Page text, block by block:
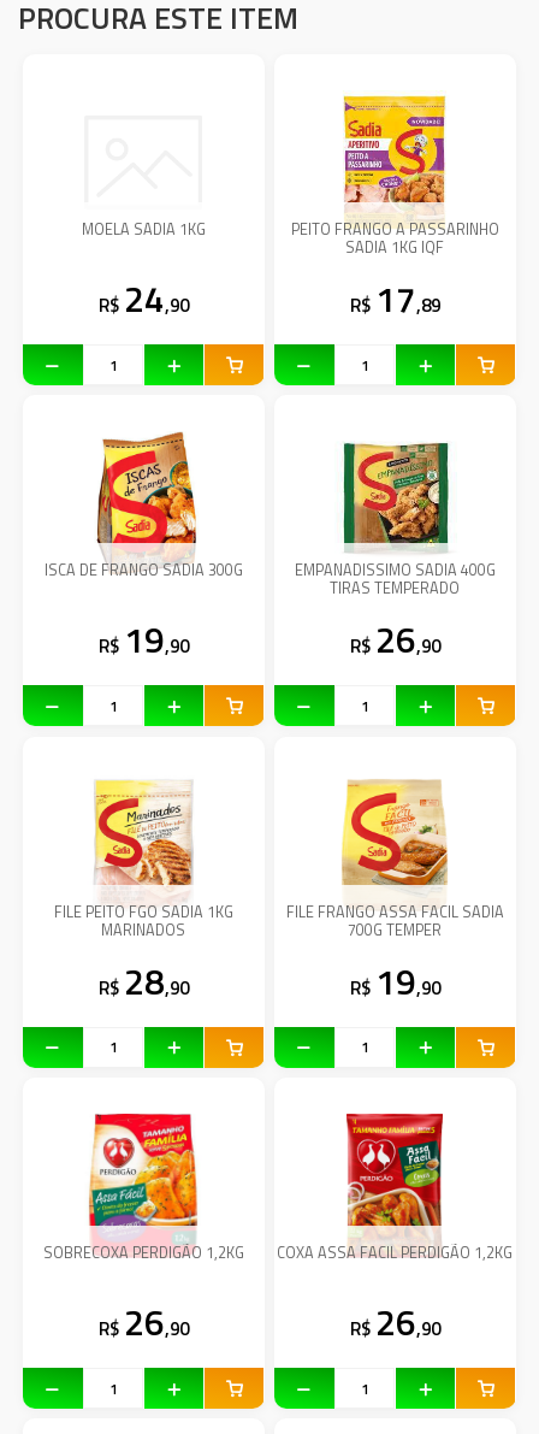
PROCURA ESTE ITEM
MOELA SADIA 1KG
R$ 24,90
PEITO FRANGO A PASSARINHO
SADIA 1KG IQF
R$ 17,89
ISCA DE FRANGO SADIA 300G
R$ 19,90
EMPANADISSIMO SADIA 400G
TIRAS TEMPERADO
R$ 26,90
FILE PEITO FGO SADIA 1KG
MARINADOS
R$ 28,90
FILE FRANGO ASSA FACIL SADIA
700G TEMPER
R$ 19,90
SOBRECOXA PERDIGÃO 1,2KG
R$ 26,90
COXA ASSA FACIL PERDIGÃO 1,2KG
R$ 26,90